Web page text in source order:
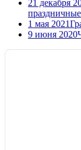
21 декабря
1 мая 2021
9 июня 2020